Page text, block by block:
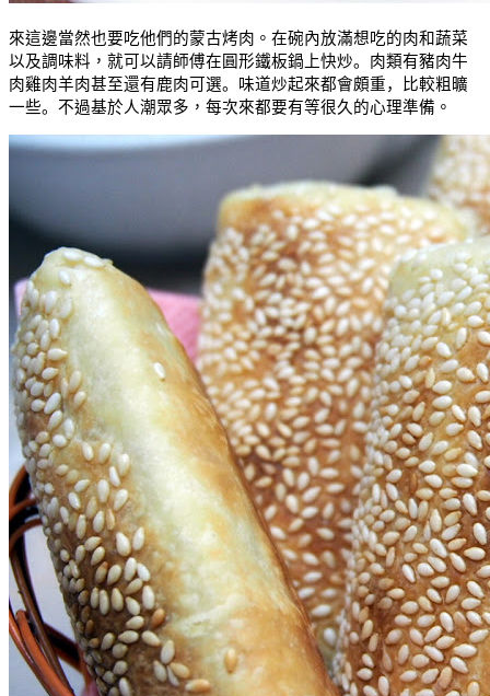
來這邊當然也要吃他們的蒙古烤肉。在碗內放滿想吃的肉和蔬菜
以及調味料，就可以請師傅在圓形鐵板鍋上快炒。肉類有豬肉牛
肉雞肉羊肉甚至還有鹿肉可選。味道炒起來都會頗重，比較粗曠
一些。 不過基於人潮眾多，每次來都要有等很久的心理準備。